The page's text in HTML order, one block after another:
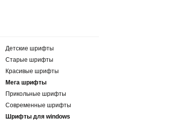
Детские шрифты
Старые шрифты
Красивые шрифты
Мега шрифты
Прикольные шрифты
Современные шрифты
Шрифты для windows